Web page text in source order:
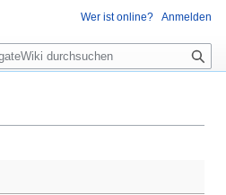
Wer ist online? Anmelden